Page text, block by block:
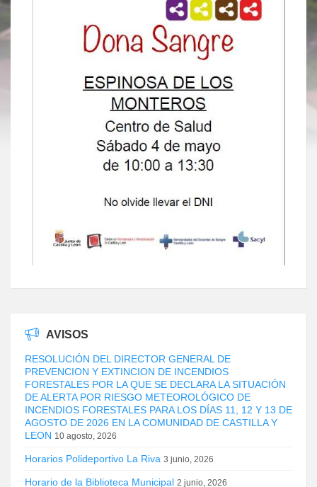
AVISOS
RESOLUCIÓN DEL DIRECTOR GENERAL DE
PREVENCION Y EXTINCION DE INCENDIOS
FORESTALES POR LA QUE SE DECLARA LA SITUACIÓN
DE ALERTA POR RIESGO METEOROLÓGICO DE
INCENDIOS FORESTALES PARA LOS DÍAS 11, 12 Y 13 DE
AGOSTO DE 2026 EN LA COMUNIDAD DE CASTILLA Y
LEON 10 agosto, 2026
Horarios Polideportivo La Riva 3 junio, 2026
Horario de la Biblioteca Municipal 2 junio, 2026